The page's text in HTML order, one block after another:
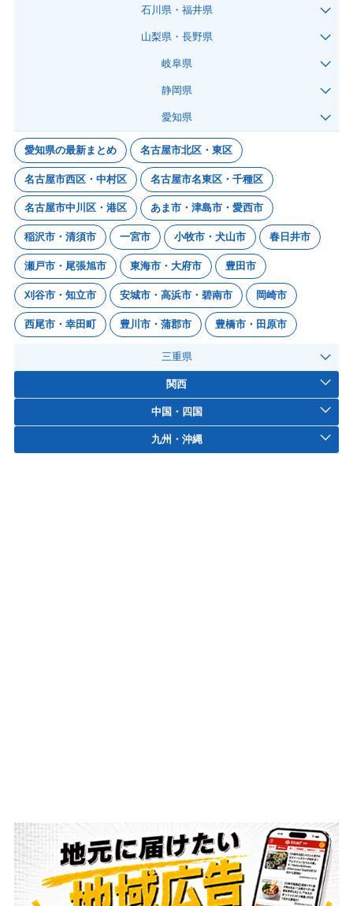
石川県・福井県
山梨県・長野県
岐阜県
静岡県
愛知県
愛知県の最新まとめ 名古屋市北区・東区
名古屋市西区・中村区 名古屋市名東区・千種区
名古屋市中川区・港区 あま市・津島市・愛西市
稲沢市・清須市 一宮市 小牧市・犬山市 春日井市
瀬戸市・尾張旭市 東海市・大府市 豊田市
刈谷市・知立市 安城市・高浜市・碧南市 岡崎市
西尾市・幸田町 豊川市・蒲郡市 豊橋市・田原市
三重県
関西
中国・四国
九州・沖縄